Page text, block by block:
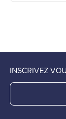
INSCRIVEZ